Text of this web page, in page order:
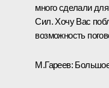
много сделали
Сил. Хочу Вас
возможность
М.Гареев: